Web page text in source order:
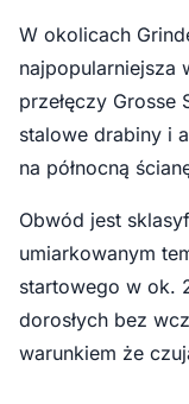
W okolicach
najpopularniejsza
przełęczy Grosse
stalowe drabiny i
na północną
Obwód jest
umiarkowanym
startowego w ok.
dorosłych bez
warunkiem że